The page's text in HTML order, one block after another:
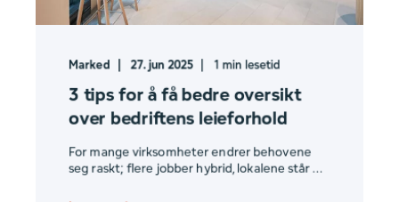
Marked 27. jun 2025 1 min lesetid
3 tips for å få bedre oversikt
over bedriftens leieforhold
For mange virksomheter endrer behovene
seg raskt; flere jobber hybrid, lokalene står ...